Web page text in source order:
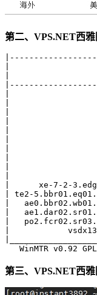
第二、VPS.NET西
|
|
|
|
|
|
|
|
|
|
|
|
|      xe-7-2-
| te2-
|
|
|
|
第三、VPS.NET西